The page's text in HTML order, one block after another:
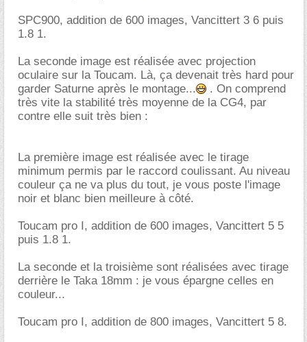
SPC900, addition de 600 images, Vancittert 3 6 puis
1.8 1.
La seconde image est réalisée avec projection
oculaire sur la Toucam. Là, ça devenait très hard pour
garder Saturne après le montage...
. On comprend
très vite la stabilité très moyenne de la CG4, par
contre elle suit très bien :
La première image est réalisée avec le tirage
minimum permis par le raccord coulissant. Au niveau
couleur ça ne va plus du tout, je vous poste l'image
noir et blanc bien meilleure à côté.
Toucam pro I, addition de 600 images, Vancittert 5 5
puis 1.8 1.
La seconde et la troisième sont réalisées avec tirage
derrière le Taka 18mm : je vous épargne celles en
couleur...
Toucam pro I, addition de 800 images, Vancittert 5 8.